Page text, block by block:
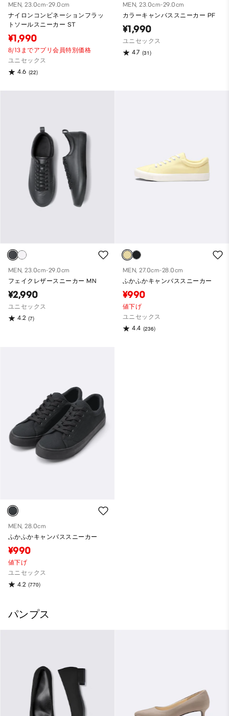
MEN, 23.0cm-29.0cm
ナイロンコンビネーションフラッ
トソールスニーカー ST
¥1,990
8/13までアプリ会員特別価格
ユニセックス
4.6 (22)
MEN, 23.0cm-29.0cm
カラーキャンバススニーカー PF
¥1,990
ユニセックス
4.7 (31)
MEN, 23.0cm-29.0cm
フェイクレザースニーカー MN
¥2,990
ユニセックス
4.2 (7)
MEN, 27.0cm-28.0cm
ふかふかキャンバススニーカー
¥990
値下げ
ユニセックス
4.4 (236)
MEN, 28.0cm
ふかふかキャンバススニーカー
¥990
値下げ
ユニセックス
4.2 (770)
パンプス